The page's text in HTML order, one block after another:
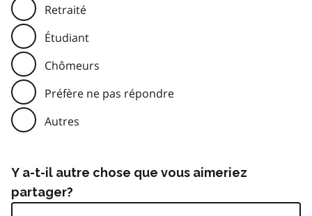
Retraité
Étudiant
Chômeurs
Préfère ne pas répondre
Autres
Y a-t-il autre chose que vous aimeriez
partager?